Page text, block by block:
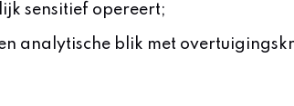
sensitief opereert;
analytische blik met